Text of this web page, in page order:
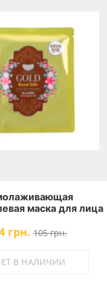
маска для лица
Koelf Gold & Royal
Jelly Mask
грн. 105 грн.
В НАЛИЧИИ